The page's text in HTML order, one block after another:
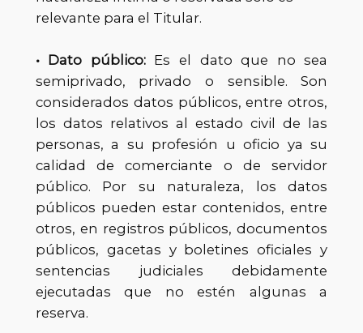
relevante para el Titular.
• Dato público:Es el dato que no sea
semiprivado, privado o sensible. Son
considerados datos públicos, entre otros,
los datos relativos al estado civil de las
personas, a su profesión u oficio ya su
calidad de comerciante o de servidor
público. Por su naturaleza, los datos
públicos pueden estar contenidos, entre
otros, en registros públicos, documentos
públicos, gacetas y boletines oficiales y
sentencias judiciales debidamente
ejecutadas que no estén algunas a
reserva.